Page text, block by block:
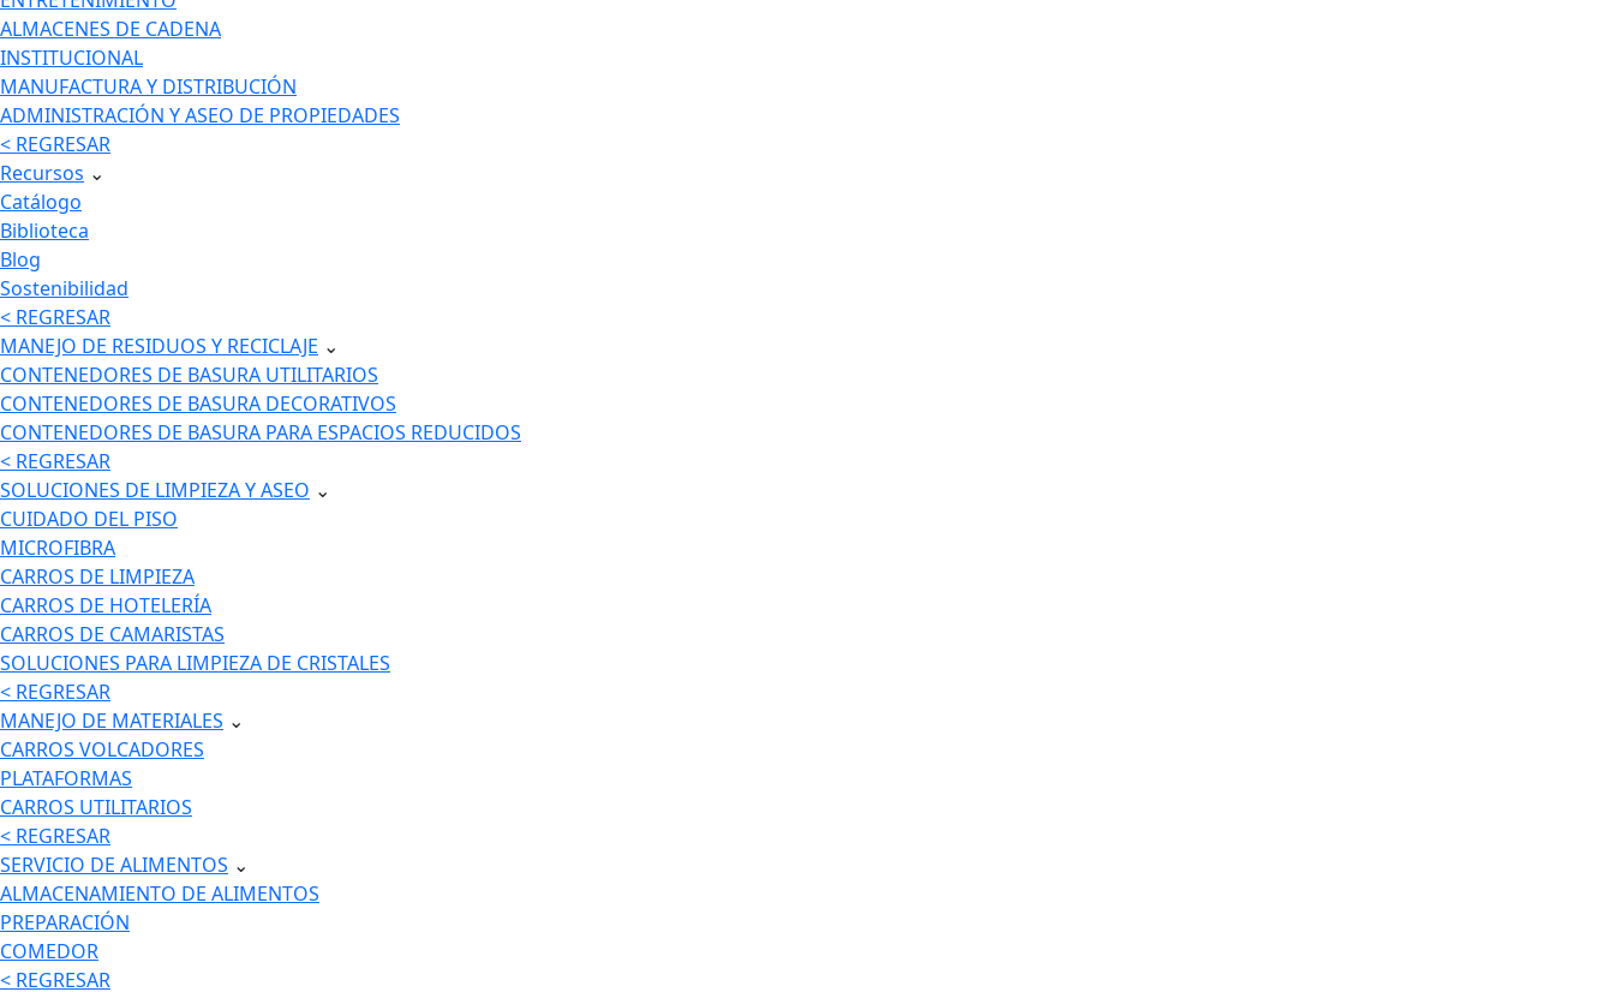
ALMACENES DE CADENA
INSTITUCIONAL
MANUFACTURA Y DISTRIBUCIÓN
ADMINISTRACIÓN Y ASEO DE PROPIEDADES
< REGRESAR
Recursos ⌄
Catálogo
Biblioteca
Blog
Sostenibilidad
< REGRESAR
MANEJO DE RESIDUOS Y RECICLAJE ⌄
CONTENEDORES DE BASURA UTILITARIOS
CONTENEDORES DE BASURA DECORATIVOS
CONTENEDORES DE BASURA PARA ESPACIOS REDUCIDOS
< REGRESAR
SOLUCIONES DE LIMPIEZA Y ASEO ⌄
CUIDADO DEL PISO
MICROFIBRA
CARROS DE LIMPIEZA
CARROS DE HOTELERÍA
CARROS DE CAMARISTAS
SOLUCIONES PARA LIMPIEZA DE CRISTALES
< REGRESAR
MANEJO DE MATERIALES ⌄
CARROS VOLCADORES
PLATAFORMAS
CARROS UTILITARIOS
< REGRESAR
SERVICIO DE ALIMENTOS ⌄
ALMACENAMIENTO DE ALIMENTOS
PREPARACIÓN
COMEDOR
< REGRESAR